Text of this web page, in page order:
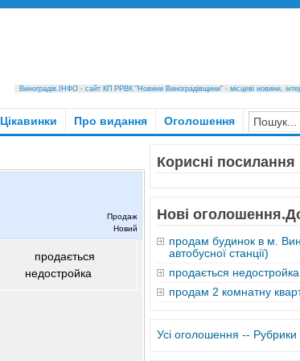
Виноградів.ІНФО - сайт КП РРВК "Новини Виноградівщини" - місцеві новини,
Цікавинки Про видання Оголошення
Продаж
Новий
Корисні посилання
Нові
продам будинок в м.
автобусної станції)
продається недостройка
продам 2 комнатну
Усі оголошення -- Рубрики